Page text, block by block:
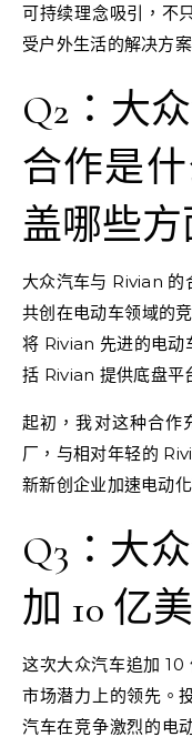
可持续理念吸引，不
受户外生活的解决方案
Q2：大
合作是
盖哪些方
大众汽车与 Rivian 的
共创在电动车领域的
将 Rivian 先进的电动
括 Rivian 提供底盘平
起初，我对这种合作
厂，与相对年轻的
新新创企业加速电动
Q3：大
加 10 亿
这次大众汽车追加
市场潜力上的领先。
汽车在竞争激烈的电